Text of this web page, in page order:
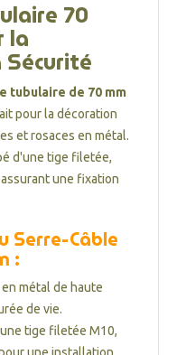
70
la
tubulaire de 70 mm
pour la décoration
et rosaces en métal.
d'une tige filetée,
une fixation
Serre-Câble
:
en métal de haute
de vie.
tige filetée M10,